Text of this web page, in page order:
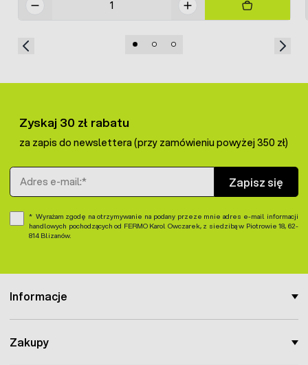
Informacje
Zakupy
Zyskaj 30 zł rabatu
za zapis do newslettera (przy zamówieniu powyżej 350 zł)
Adres e-mail
Zapisz się
Wyrażam zgodę na otrzymywanie na podany przeze mnie adres e-mail informacji
handlowych pochodzących od FERMO Karol Owczarek, z siedzibą w Piotrowie 18, 62-
814 Blizanów.